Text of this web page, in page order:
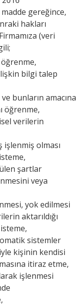
gereğince,
hakları
(veri
bilgi talep
bunların amacına
öğrenme,
verilerin
işlenmiş olması
şartlar
veya
yok edilmesi
aktarıldığı
sistemler
kişinin kendisi
itiraz etme,
işlenmesi